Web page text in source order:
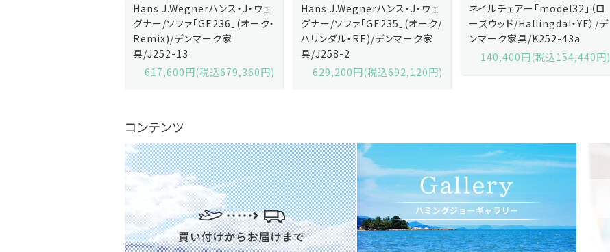
Hans J.Wegnerハンス・J・ウェ
グナー/ソファ「GE235」(オーク/
ハリンダル・RE)/デンマーク家
具/J258-2
629,200円(税込692,120円)
ネイルチェアー「model32」（ロ
ーズウッド/Hallingdal・YE）/デ
ンマーク家具/K252-43a
140,400円(税込154,440円)
ネイルチェアー「model32」（ロ
ーズウッド/Hallingdal・BL）/デ
ンマーク家具/K252-43b
140,400円(税込154,440円)
コンテンツ